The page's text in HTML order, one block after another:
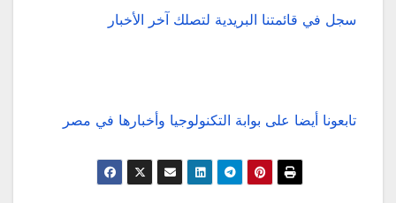
سجل في قائمتنا البريدية لتصلك آخر الأخبار
تابعونا أيضا على بوابة التكنولوجيا وأخبارها في مصر